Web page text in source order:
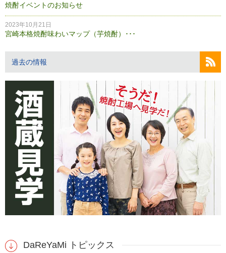
焼酎イベントのお知らせ
2023年10月21日
宮崎本格焼酎味わいマップ（芋焼酎）･･･
過去の情報
DaReYaMi トピックス